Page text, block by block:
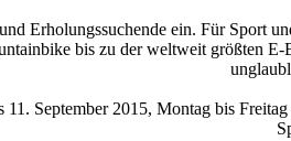
Erholungssuchende ein. Für Sport
bis zu der weltweit größten
September 2015, Montag bis